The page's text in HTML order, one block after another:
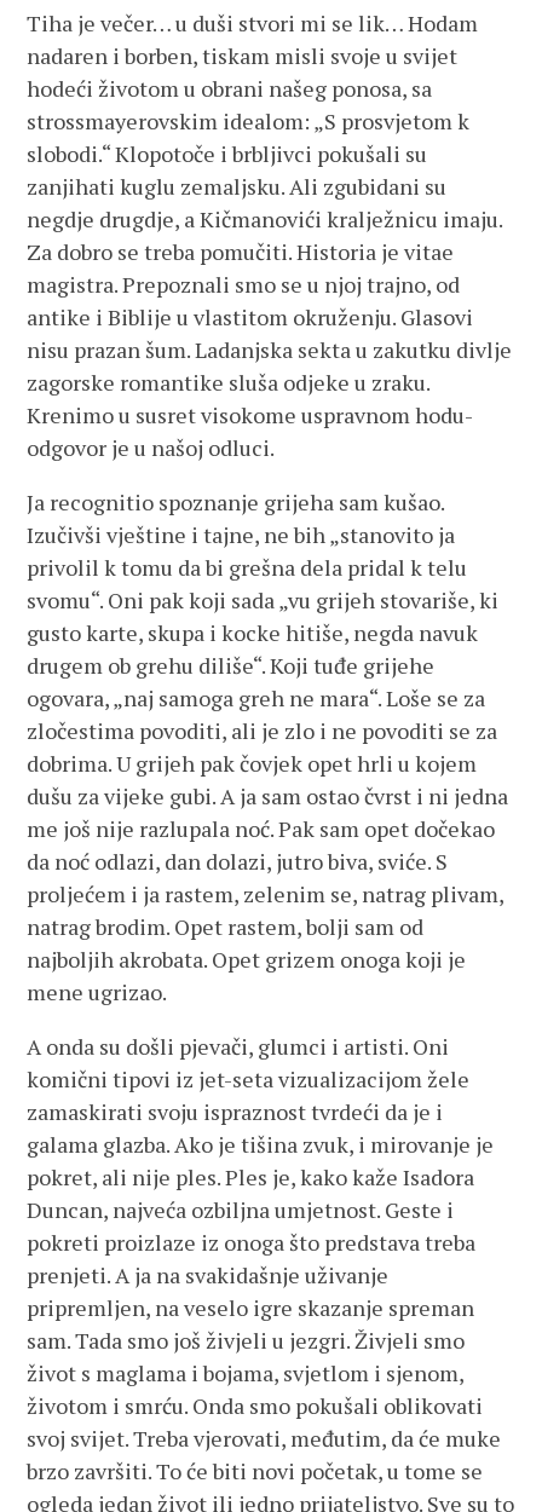
Tiha je večer… u duši stvori mi se lik… Hodam
nadaren i borben, tiskam misli svoje u svijet
hodeći životom u obrani našeg ponosa, sa
strossmayerovskim idealom: „S prosvjetom k
slobodi.“ Klopotoče i brbljivci pokušali su
zanjihati kuglu zemaljsku. Ali zgubidani su
negdje drugdje, a Kičmanovići kralježnicu imaju.
Za dobro se treba pomučiti. Historia je vitae
magistra. Prepoznali smo se u njoj trajno, od
antike i Biblije u vlastitom okruženju. Glasovi
nisu prazan šum. Ladanjska sekta u zakutku divlje
zagorske romantike sluša odjeke u zraku.
Krenimo u susret visokome uspravnom hodu-
odgovor je u našoj odluci.
Ja recognitio spoznanje grijeha sam kušao.
Izučivši vještine i tajne, ne bih „stanovito ja
privolil k tomu da bi grešna dela pridal k telu
svomu“. Oni pak koji sada „vu grijeh stovariše, ki
gusto karte, skupa i kocke hitiše, negda navuk
drugem ob grehu diliše“. Koji tuđe grijehe
ogovara, „naj samoga greh ne mara“. Loše se za
zločestima povoditi, ali je zlo i ne povoditi se za
dobrima. U grijeh pak čovjek opet hrli u kojem
dušu za vijeke gubi. A ja sam ostao čvrst i ni jedna
me još nije razlupala noć. Pak sam opet dočekao
da noć odlazi, dan dolazi, jutro biva, sviće. S
proljećem i ja rastem, zelenim se, natrag plivam,
natrag brodim. Opet rastem, bolji sam od
najboljih akrobata. Opet grizem onoga koji je
mene ugrizao.
A onda su došli pjevači, glumci i artisti. Oni
komični tipovi iz jet-seta vizualizacijom žele
zamaskirati svoju ispraznost tvrdeći da je i
galama glazba. Ako je tišina zvuk, i mirovanje je
pokret, ali nije ples. Ples je, kako kaže Isadora
Duncan, najveća ozbiljna umjetnost. Geste i
pokreti proizlaze iz onoga što predstava treba
prenjeti. A ja na svakidašnje uživanje
pripremljen, na veselo igre skazanje spreman
sam. Tada smo još živjeli u jezgri. Živjeli smo
život s maglama i bojama, svjetlom i sjenom,
životom i smrću. Onda smo pokušali oblikovati
svoj svijet. Treba vjerovati, međutim, da će muke
brzo završiti. To će biti novi početak, u tome se
ogleda jedan život ili jedno prijateljstvo. Sve su to